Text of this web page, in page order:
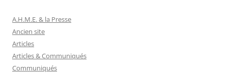
A.H.M.E. & la Presse
Ancien site
Articles
Articles & Communiqués
Communiqués